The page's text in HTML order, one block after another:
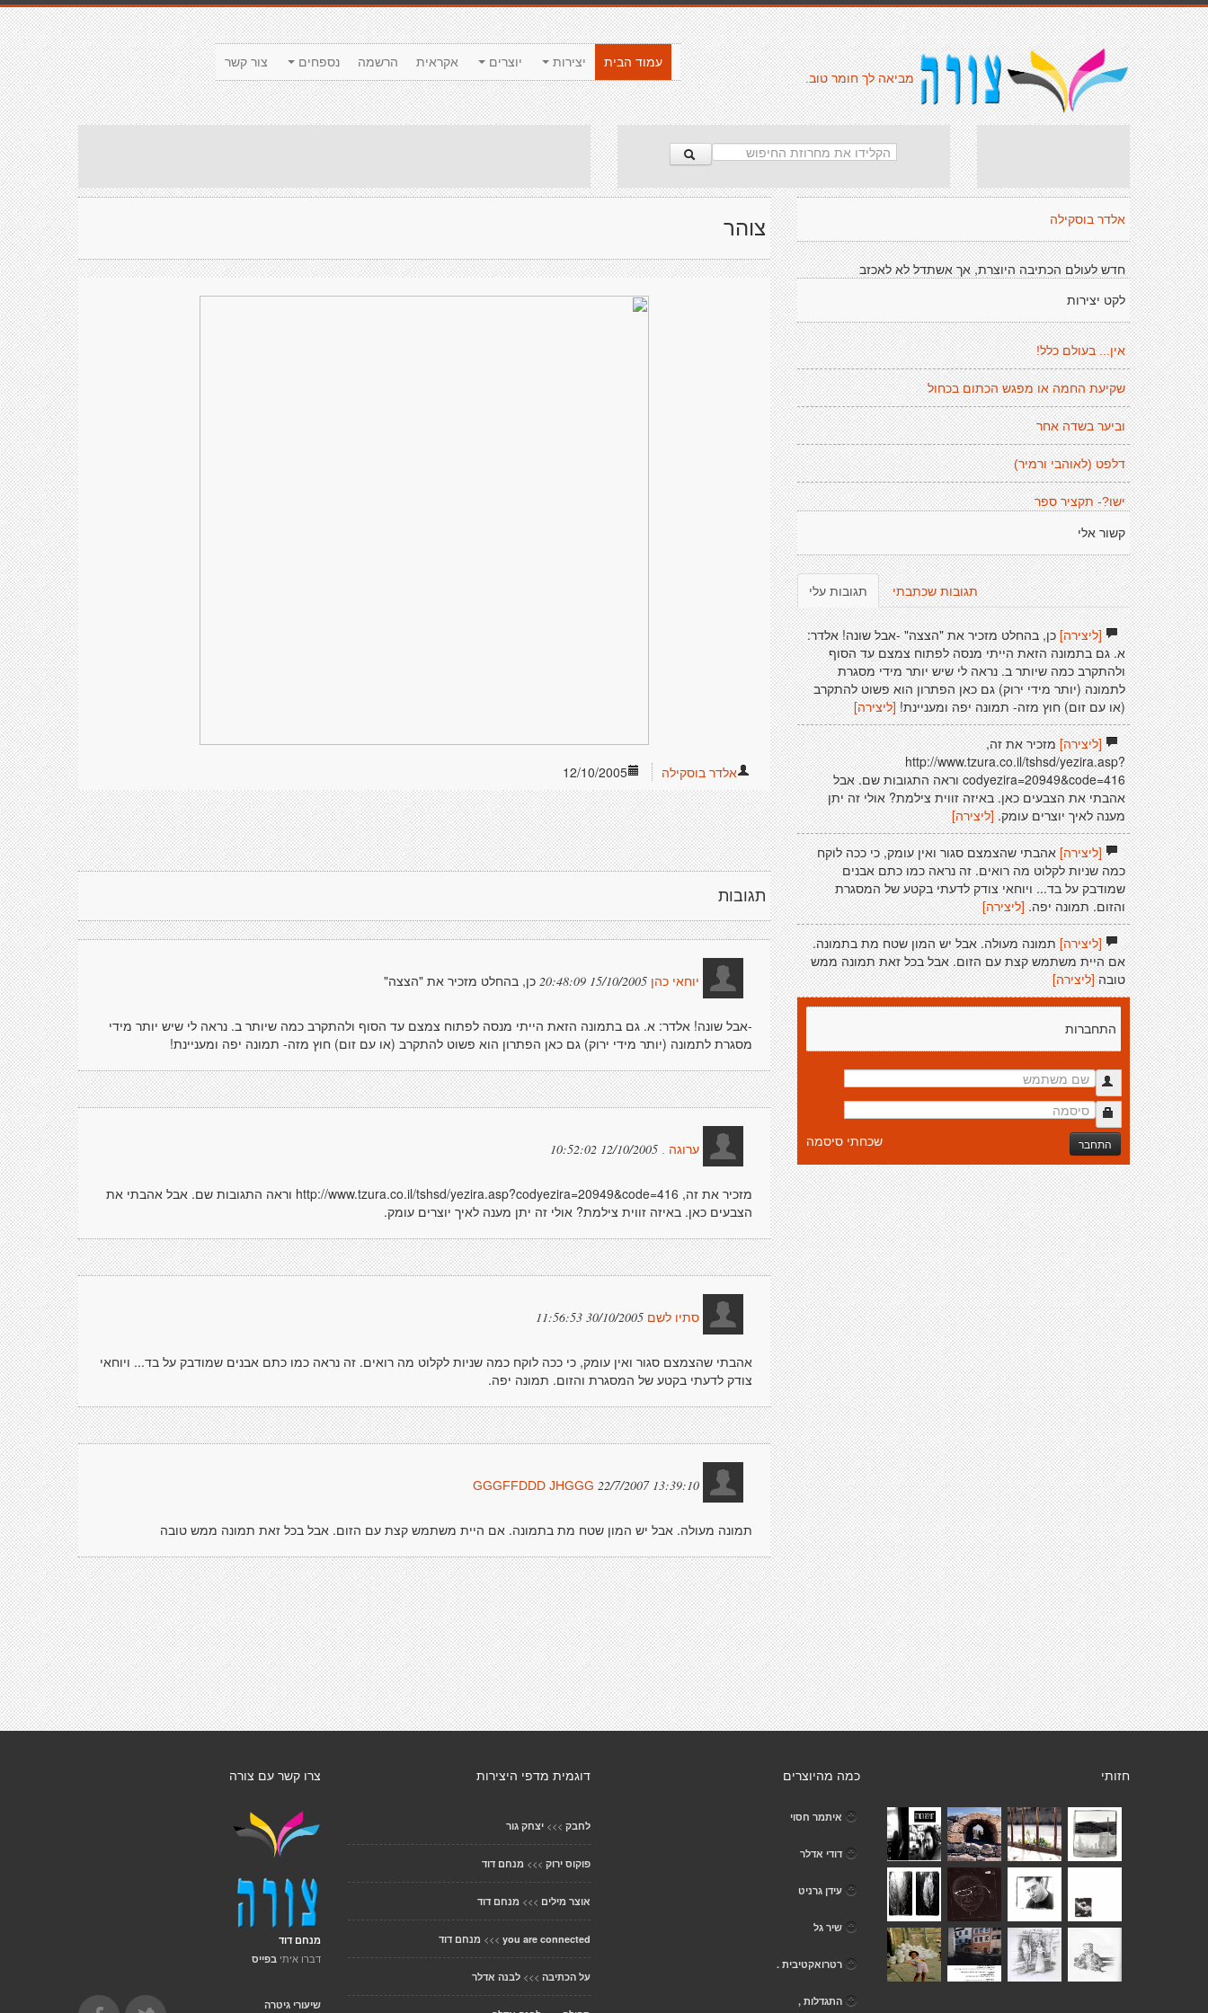
צור קשר נספחים הרשמה אקראית יוצרים יצירות
עמוד הבית
מביאה לך חומר טוב.
צוהר
12/10/2005 אלדר בוסקילה
תגובות
יוחאי כהן 15/10/2005 20:48:09 כן, בהחלט מזכיר את "הצצה"
-אבל שונה! אלדר: א. גם בתמונה הזאת הייתי מנסה לפתוח צמצם עד הסוף ולהתקרב כמה שיותר ב. נראה לי שיש יותר מידי
מסגרת לתמונה (יותר מידי ירוק) גם כאן הפתרון הוא פשוט להתקרב (או עם זום) חוץ מזה- תמונה יפה ומעניינת!
ערוגה . 12/10/2005 10:52:02
מזכיר את זה, http://www.tzura.co.il/tshsd/yezira.asp?codyezira=20949&code=416 וראה התגובות שם. אבל אהבתי את
הצבעים כאן. באיזה זווית צילמת? אולי זה יתן מענה לאיך יוצרים עומק.
סתיו לשם 30/10/2005 11:56:53
אהבתי שהצמצם סגור ואין עומק, כי ככה לוקח כמה שניות לקלוט מה רואים. זה נראה כמו כתם אבנים שמודבק על בד... ויוחאי
צודק לדעתי בקטע של המסגרת והזום. תמונה יפה.
GGGFFDDD JHGGG 22/7/2007 13:39:10
תמונה מעולה. אבל יש המון שטח מת בתמונה. אם היית משתמש קצת עם הזום. אבל בכל זאת תמונה ממש טובה
אלדר בוסקילה
חדש לעולם הכתיבה היוצרת, אך אשתדל לא לאכזב
לקט יצירות
אין... בעולם כלל!
שקיעת החמה או מפגש הכתום בכחול
וביער בשדה אחר
דלפט (לאוהבי ורמיר)
ישו?- תקציר ספר
קשור אלי
תגובות עלי תגובות שכתבתי
[ליצירה]כן, בהחלט מזכיר את "הצצה" -אבל שונה! אלדר:
א. גם בתמונה הזאת הייתי מנסה לפתוח צמצם עד הסוף
ולהתקרב כמה שיותר ב. נראה לי שיש יותר מידי מסגרת
לתמונה (יותר מידי ירוק) גם כאן הפתרון הוא פשוט להתקרב
(או עם זום) חוץ מזה- תמונה יפה ומעניינת! [ליצירה]
[ליצירה]מזכיר את זה,
http://www.tzura.co.il/tshsd/yezira.asp?
codyezira=20949&code=416 וראה התגובות שם. אבל
אהבתי את הצבעים כאן. באיזה זווית צילמת? אולי זה יתן
מענה לאיך יוצרים עומק. [ליצירה]
[ליצירה]אהבתי שהצמצם סגור ואין עומק, כי ככה לוקח
כמה שניות לקלוט מה רואים. זה נראה כמו כתם אבנים
שמודבק על בד... ויוחאי צודק לדעתי בקטע של המסגרת
והזום. תמונה יפה. [ליצירה]
[ליצירה]תמונה מעולה. אבל יש המון שטח מת בתמונה.
אם היית משתמש קצת עם הזום. אבל בכל זאת תמונה ממש
טובה [ליצירה]
התחברות
התחבר שכחתי סיסמה
צרו קשר עם צורה
מנחם דוד
דברו איתי בפייס
שיעורי גיטרה
דוגמית מדפי היצירות
לחבק >>> יצחק גור
פוקוס ירוק >>> מנחם דוד
אוצר מילים >>> מנחם דוד
you are connected
>>> מנחם דוד
על הכתיבה >>> לבנה אדלר
כמה מהיוצרים
איתמר חסוי
דודי אדלר
עידן גרניט
שיר גל
רטרואקטיבית .
התגדלות ,
חזותי